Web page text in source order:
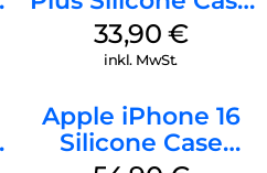
MagSafe Lake
Green
33,90 €
inkl. MwSt.
Apple iPhone 16
Silicone Case